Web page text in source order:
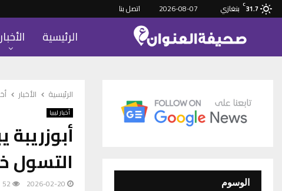
31.7
C بنغازي 2026-08-07 اتصل بنا
الرئيسية الأخبار
الرئيسية الأخبار
أخبار ليبيا
التسول
2026-02-20
52 الوسوم